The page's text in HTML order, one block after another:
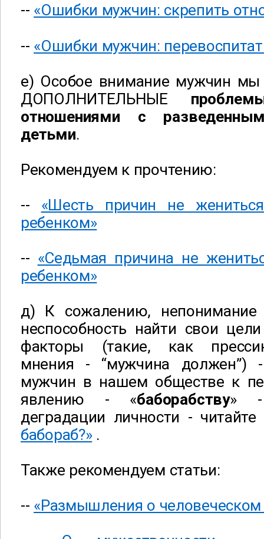
-- «Ошибки мужчин: скрепить
-- «Ошибки мужчин:
е) Особое внимание мужчин мы
ДОПОЛНИТЕЛЬНЫЕ
отношениями с
детьми.
Рекомендуем к прочтению:
-- «Шесть причин не
ребенком»
-- «Седьмая причина не
ребенком»
д) К сожалению, непонимание
неспособность найти свои
факторы (такие, как
мнения - “мужчина должен”)
мужчин в нашем обществе к
явлению - «баборабству» -
деградации личности -
бабораб?».
Также рекомендуем статьи:
-- «Размышления о человеческом